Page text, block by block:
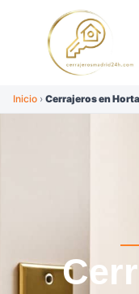
Inicio › Cerrajeros en